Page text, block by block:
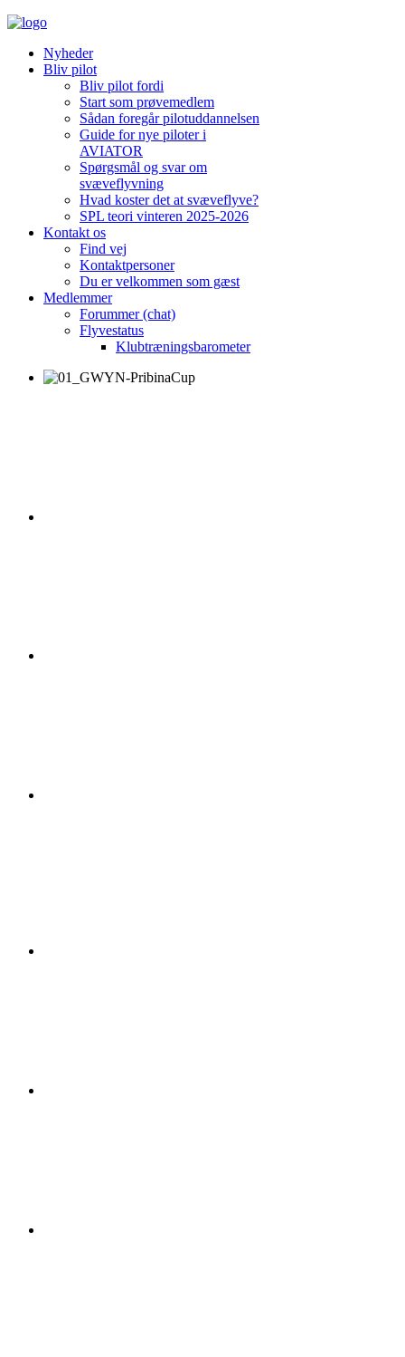
Nyheder
Bliv pilot
Bliv pilot fordi
Start som prøvemedlem
Sådan foregår pilotuddannelsen
Guide for nye piloter i
AVIATOR
Spørgsmål og svar om
svæveflyvning
Hvad koster det at svæveflyve?
SPL teori vinteren 2025-2026
Kontakt os
Find vej
Kontaktpersoner
Du er velkommen som gæst
Medlemmer
Forummer (chat)
Flyvestatus
Klubtræningsbarometer